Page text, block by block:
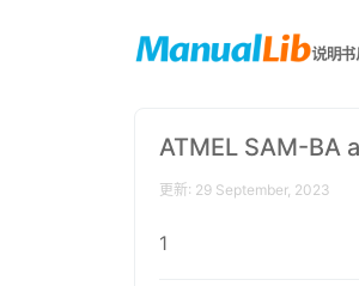
ATMEL SAM-BA
更新: 29 September, 2023
1